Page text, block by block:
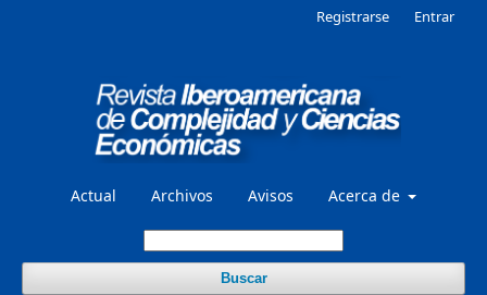
Actual Archivos Avisos Acerca de
Buscar
Registrarse Entrar